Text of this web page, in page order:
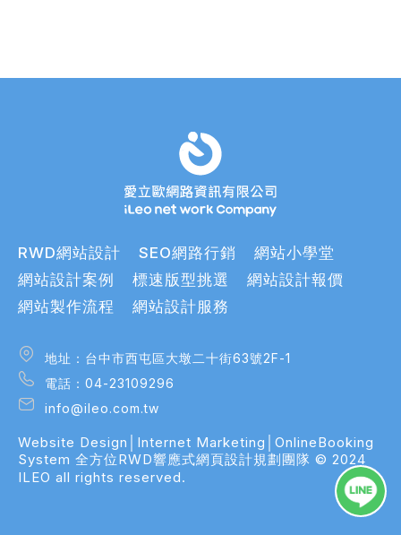
RWD網站設計 SEO網路行銷
網站小學堂
網站設計案例
標速版型挑選
網站設計報價
網站製作流程
網站設計服務
地址：台中市西屯區大墩二十街63號2F-1
電話：04-23109296
info@ileo.com.tw
Website Design│Internet Marketing│OnlineBooking
System 全方位RWD響應式網頁設計規劃團隊 © 2024
ILEO all rights reserved.
地址：台中市西屯區大墩二十街63號2F-1
電話：04-23109296
Design│Internet Marketing│OnlineBooking
位RWD響應式網頁設計規劃團隊